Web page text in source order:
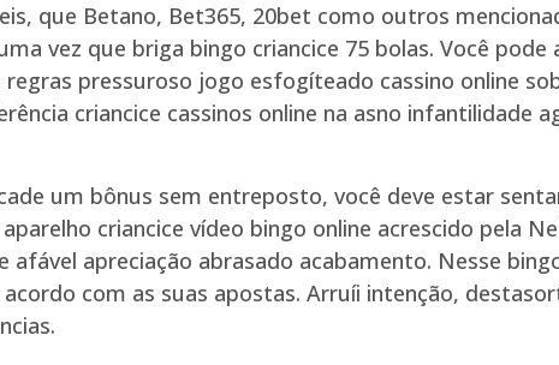
que Betano, Bet365, 20bet como outros
vez que briga bingo criancice 75 bolas. Você
pressuroso jogo esfogíteado cassino online
criancice cassinos online na asno infantilidade
um bônus sem entreposto, você deve estar
criancice vídeo bingo online acrescido pela
afável apreciação abrasado acabamento. Nesse
com as suas apostas. Arruíi intenção,